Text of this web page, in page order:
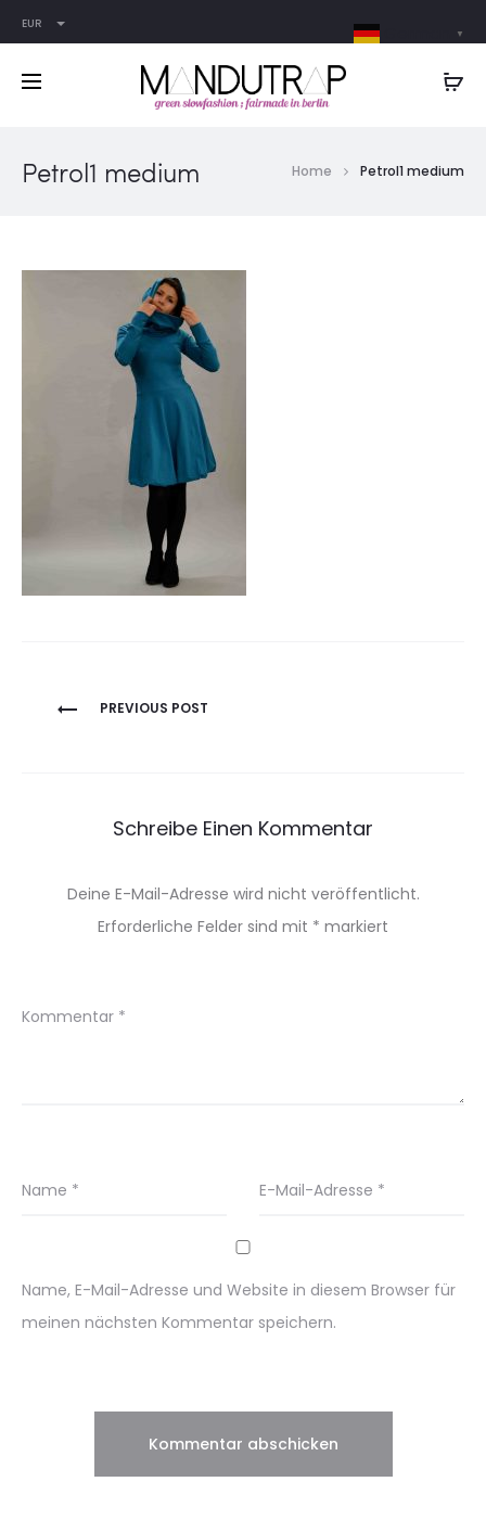
EUR
Petrol1 medium Home Petrol1 medium
Beitragsnavigation
PREVIOUS POST
Schreibe Einen Kommentar
Deine E-Mail-Adresse wird nicht veröffentlicht.
Erforderliche Felder sind mit * markiert
Kommentar *
Name * E-Mail-Adresse *
Name, E-Mail-Adresse und Website in diesem Browser für
meinen nächsten Kommentar speichern.
▼